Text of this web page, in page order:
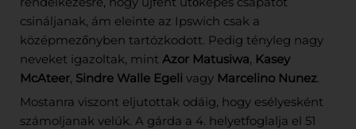
csináljanak, ám eleinte az Ipswich csak a
középmezőnyben tartózkodott. Pedig tényleg nagy
neveket igazoltak, mint Azor Matusiwa, Kasey
McAteer, Sindre Walle Egeli vagy Marcelino Nunez.
Mostanra viszont eljutottak odáig, hogy esélyesként
számoljanak velük. A gárda a 4. helyetfoglalja el 51